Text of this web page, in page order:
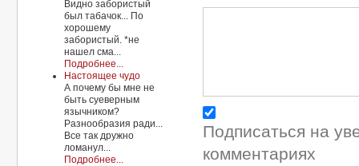
Видно забористый
был табачок... По
хорошему
забористый. *не
нашел сма...
Подробнее...
Настоящее чудо
А почему бы мне не
быть суеверным
язычником?
Разнообразия ради...
Все так дружно
ломанул...
Подробнее...
Подписаться на
комментариях